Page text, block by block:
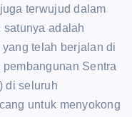
terwujud dalam
satunya adalah
telah berjalan di
Sentra
di seluruh
untuk menyokong